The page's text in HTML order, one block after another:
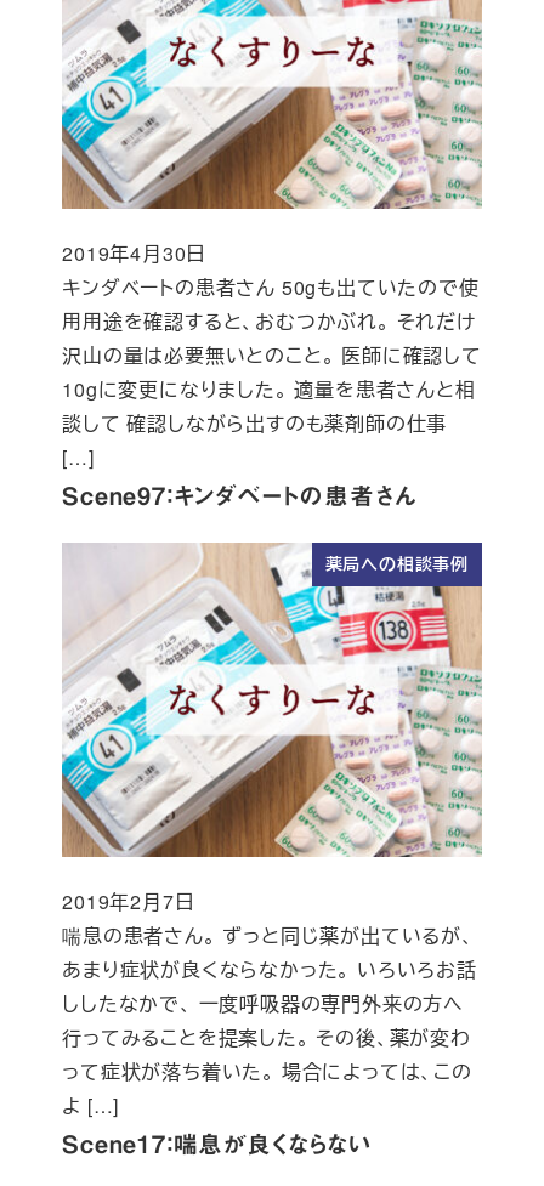
Scene97：キンダベートの患者さん
キンダベートの患者さん 50gも出ていたので使
用用途を確認すると、おむつかぶれ。 それだけ
沢山の量は必要無いとのこと。 医師に確認して
10gに変更になりました。 適量を患者さんと相
談して 確認しながら出すのも薬剤師の仕事
[…]
投稿日
2019年4月30日
薬局への相談事例
Scene17：喘息が良くならない
喘息の患者さん。 ずっと同じ薬が出ているが、
あまり症状が良くならなかった。 いろいろお話
ししたなかで、 一度呼吸器の専門外来の方へ
行ってみることを提案した。 その後、薬が変わ
って症状が落ち着いた。 場合によっては、この
よ […]
投稿日
2019年2月7日